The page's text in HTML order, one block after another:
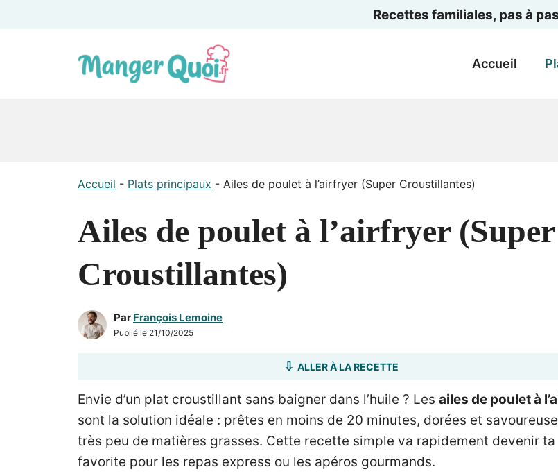
Recettes familiales, pas à pas
Accueil
Accueil - Plats principaux - Ailes de poulet à l’airfryer (Super Croustillantes)
Ailes de poulet à l’airfryer (Super
Croustillantes)
Par François Lemoine
Publié le 21/10/2025
ALLER À LA RECETTE
Envie d’un plat croustillant sans baigner dans l’huile ? Les ailes de poulet à
sont la solution idéale : prêtes en moins de 20 minutes, dorées et
très peu de matières grasses. Cette recette simple va rapidement devenir ta
favorite pour les repas express ou les apéros gourmands.